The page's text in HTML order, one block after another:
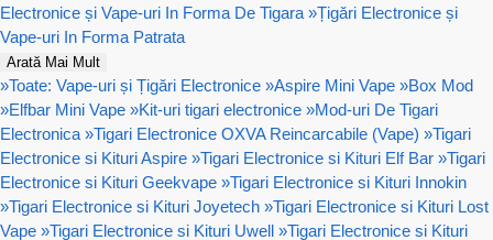
Electronice și Vape-uri In Forma De Tigara »Țigări Electronice și
Vape-uri In Forma Patrata
Arată Mai Mult
»Toate: Vape-uri și Țigări Electronice »Aspire Mini Vape »Box Mod
»Elfbar Mini Vape »Kit-uri tigari electronice »Mod-uri De Tigari
Electronica »Tigari Electronice OXVA Reincarcabile (Vape) »Tigari
Electronice si Kituri Aspire »Tigari Electronice si Kituri Elf Bar »Tigari
Electronice si Kituri Geekvape »Tigari Electronice si Kituri Innokin
»Tigari Electronice si Kituri Joyetech »Tigari Electronice si Kituri Lost
Vape »Tigari Electronice si Kituri Uwell »Tigari Electronice si Kituri